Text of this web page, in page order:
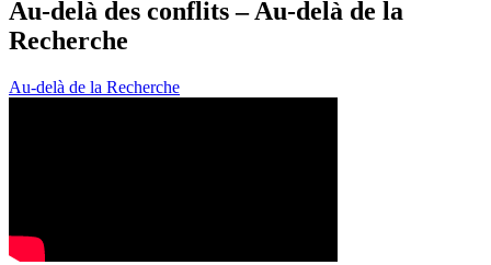
Au-delà des conflits – Au-delà de la
Recherche
Au-delà de la Recherche